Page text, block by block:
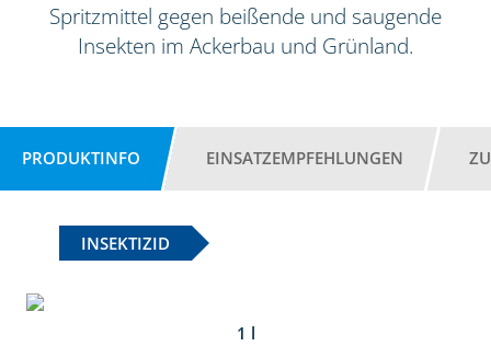
Spritzmittel gegen beißende und saugende
Insekten im Ackerbau und Grünland.
PRODUKTINFO EINSATZEMPFEHLUNGEN
INSEKTIZID
1 l